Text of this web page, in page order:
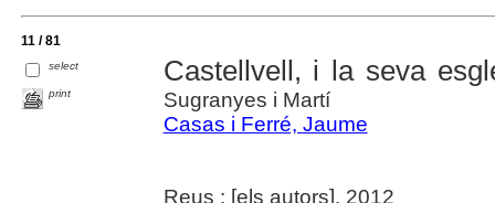
11 / 81
select
print
Castellvell, i la seva
Sugranyes i Martí
Casas i Ferré, Jaume
Reus : [els autors], 2012